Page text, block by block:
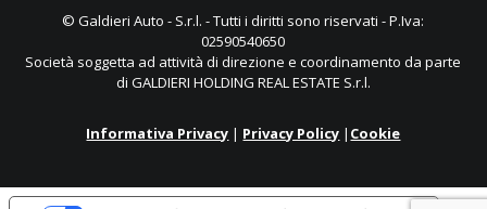
© Galdieri Auto - S.r.l. - Tutti i diritti sono riservati - P.Iva:
02590540650
Società soggetta ad attività di direzione e coordinamento da parte
di GALDIERI HOLDING REAL ESTATE S.r.l.
Informativa Privacy | Privacy Policy | Cookie